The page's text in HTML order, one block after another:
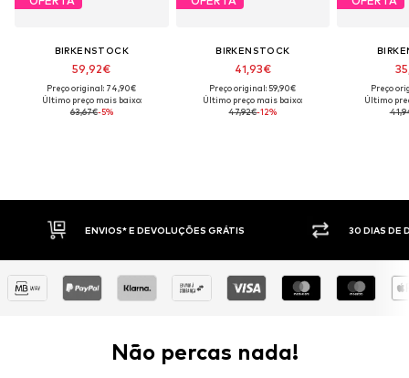
BIRKENSTOCK
59,92€
Preço original: 74,90€
Último preço mais baixo:
63,67€-5%
BIRKENSTOCK
41,93€
Preço original: 59,90€
Último preço mais baixo:
47,92€-12%
Preço
Último
ENVIOS* E DEVOLUÇÕES GRÁTIS 30 DIAS DE
Não percas nada!